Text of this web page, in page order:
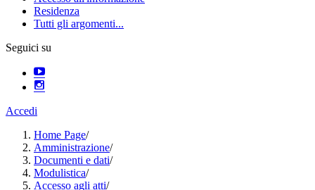
Residenza
Tutti gli argomenti...
Seguici su
Accedi
Home Page/
Amministrazione/
Documenti e dati/
Modulistica/
Accesso agli atti/